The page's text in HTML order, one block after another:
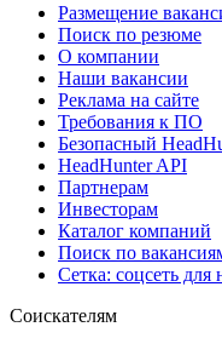
Размещение
Поиск по резюме
О компании
Наши вакансии
Реклама на сайте
Требования к ПО
Безопасный
HeadHunter API
Партнерам
Инвесторам
Каталог компаний
Поиск по
Сетка: соцсеть для
Соискателям